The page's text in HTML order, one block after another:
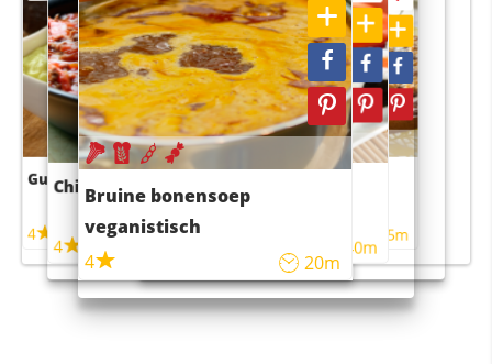
Guacamole
4
Chili con carne
4
Bruine bonensoep
veganistisch
4
20m
Sushi rijstsalade
maaltijdsalade
40m
4 55m